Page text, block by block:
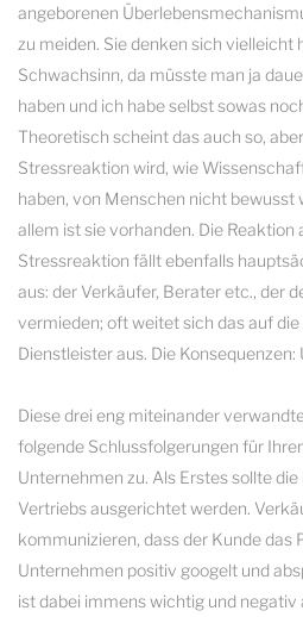
angeborenen
zu meiden. Sie denken sich vielleicht
Schwachsinn, da müsste man ja
haben und ich habe selbst sowas
Theoretisch scheint das auch so,
Stressreaktion wird, wie
haben, von Menschen nicht bewusst
allem ist sie vorhanden. Die Reaktion
Stressreaktion fällt ebenfalls
aus: der Verkäufer, Berater etc., der
vermieden; oft weitet sich das auf die
Dienstleister aus. Die
Diese drei eng miteinander
folgende Schlussfolgerungen für
Unternehmen zu. Als Erstes sollte
Vertriebs ausgerichtet werden.
kommunizieren, dass der Kunde das
Unternehmen positiv googelt und
ist dabei immens wichtig und negativ